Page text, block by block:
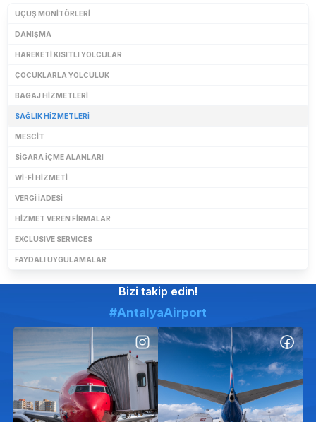
UÇUŞ MONITÖRLERI
DANIŞMA
HAREKETI KISITLI YOLCULAR
ÇOCUKLARLA YOLCULUK
BAGAJ HIZMETLERI
SAĞLIK HIZMETLERI
MESCIT
SIGARA IÇME ALANLARI
WI-FI HIZMETI
VERGI IADESI
HIZMET VEREN FIRMALAR
EXCLUSIVE SERVICES
FAYDALI UYGULAMALAR
Bizi takip edin!
#AntalyaAirport